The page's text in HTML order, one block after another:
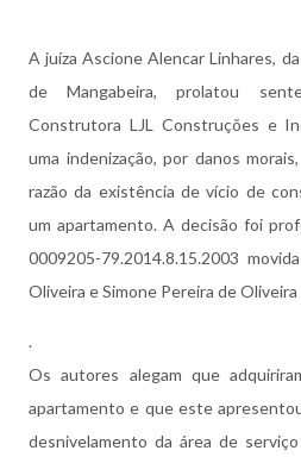
A juíza Ascione Alencar Linhares,
de Mangabeira, prolatou
Construtora LJL Construções e
uma indenização, por danos
razão da existência de vício de
um apartamento. A decisão foi
0009205-79.2014.8.15.2003
Oliveira e Simone Pereira de Oliveira
.
Os autores alegam que
apartamento e que este
desnivelamento da área de